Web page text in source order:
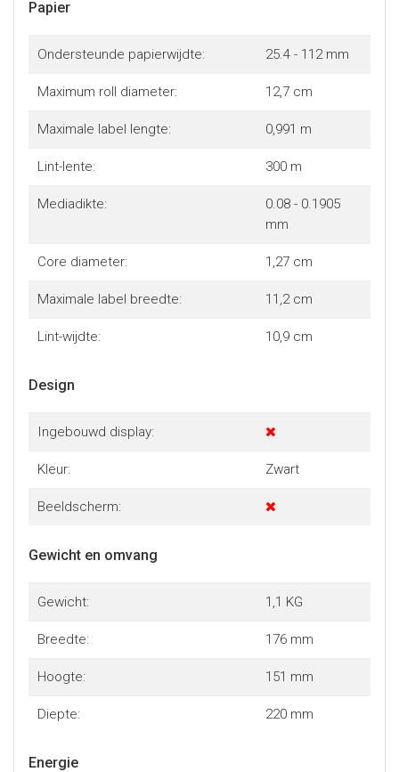
Papier
Ondersteunde papierwijdte: 25.4 - 112 mm
Maximum roll diameter: 12,7 cm
Maximale label lengte: 0,991 m
Lint-lente: 300 m
Mediadikte:
0.08 - 0.1905
mm
Core diameter: 1,27 cm
Maximale label breedte: 11,2 cm
Lint-wijdte: 10,9 cm
Design
Ingebouwd display:
Kleur: Zwart
Beeldscherm:
Gewicht en omvang
Gewicht: 1,1 KG
Breedte: 176 mm
Hoogte: 151 mm
Diepte: 220 mm
Energie